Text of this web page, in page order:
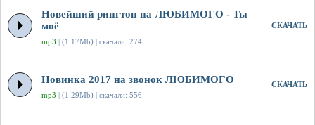
Новейший рингтон на ЛЮБИМОГО - Ты
моё
mp3 | (1.17Mb) | скачали: 274
СКАЧАТЬ
Новинка 2017 на звонок ЛЮБИМОГО
mp3 | (1.29Mb) | скачали: 556
СКАЧАТЬ